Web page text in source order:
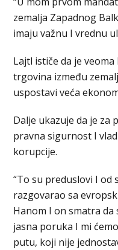
zemalja Zapadnog
imaju važnu I vrednu
Lajtl ističe da je
trgovina između
uspostavi veća
Dalje ukazuje da je za
pravna sigurnost I
korupcije.
“To su preduslovi I od
razgovarao sa
Hanom I on smatra da
jasna poruka I mi
putu, koji nije